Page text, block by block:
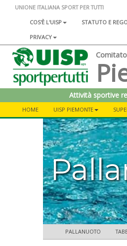
UNIONE ITALIANA SPORT PER TUTTI
COS'È L'UISP
STATUTO E
PRIVACY
Attività sportive
HOME UISP PIEMONTE
PALLANUOTO